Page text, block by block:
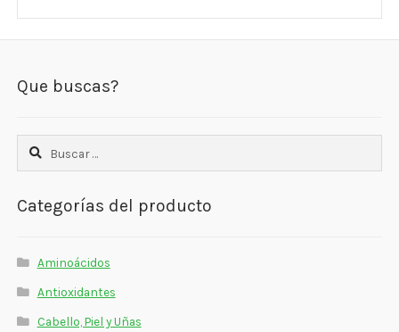
Que buscas?
Buscar:
Categorías del producto
Aminoácidos
Antioxidantes
Cabello, Piel y Uñas